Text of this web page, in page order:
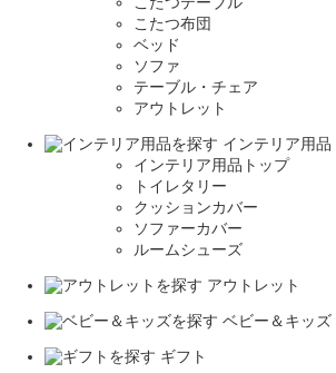
こたつ布団
ベッド
ソファ
テーブル・チェア
アウトレット
インテリア用品
インテリア用品トップ
トイレタリー
クッションカバー
ソファーカバー
ルームシューズ
アウトレット
ベビー＆キッズ
ギフト